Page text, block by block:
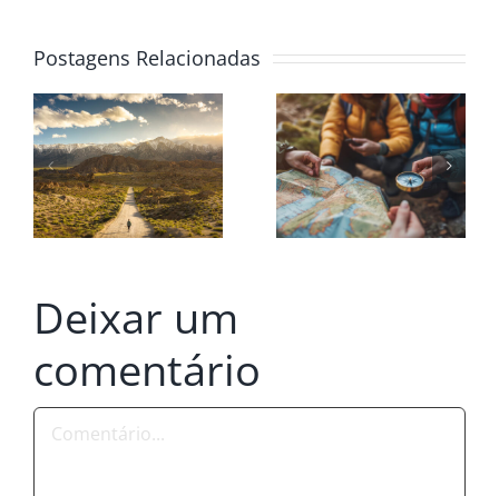
Postagens Relacionadas
Deixar um
comentário
Comentário